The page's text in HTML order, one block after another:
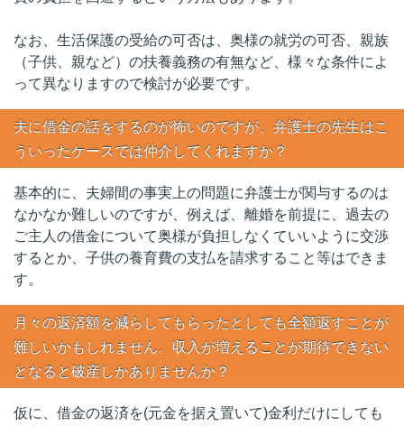
なお、生活保護の受給の可否は、奥様の就労の可否、親族
（子供、親など）の扶養義務の有無など、様々な条件によ
って異なりますので検討が必要です。
夫に借金の話をするのが怖いのですが、弁護士の先生はこ
ういったケースでは仲介してくれますか？
基本的に、夫婦間の事実上の問題に弁護士が関与するのは
なかなか難しいのですが、例えば、離婚を前提に、過去の
ご主人の借金について奥様が負担しなくていいように交渉
するとか、子供の養育費の支払を請求すること等はできま
す。
月々の返済額を減らしてもらったとしても全額返すことが
難しいかもしれません。収入が増えることが期待できない
となると破産しかありませんか？
仮に、借金の返済を(元金を据え置いて)金利だけにしても